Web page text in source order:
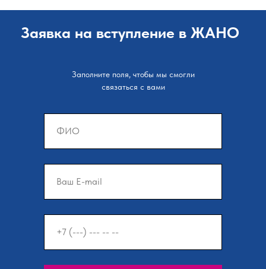
Заявка на вступление в ЖАНО
Заполните поля, чтобы мы смогли
связаться с вами